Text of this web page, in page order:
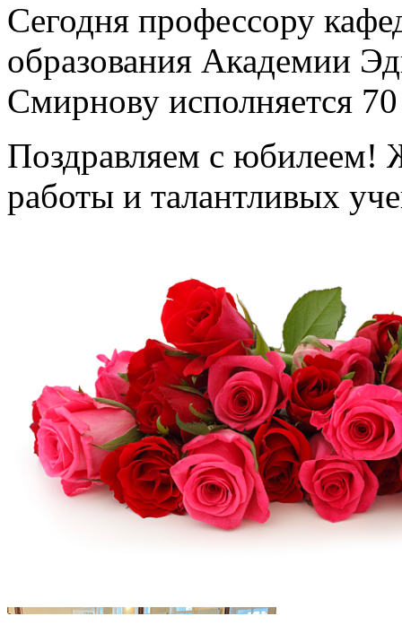
Сегодня профессору
образования Академии
Смирнову исполняется 70
Поздравляем с юбилеем!
работы и талантливых